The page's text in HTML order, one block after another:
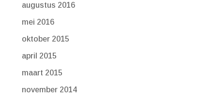
augustus 2016
mei 2016
oktober 2015
april 2015
maart 2015
november 2014